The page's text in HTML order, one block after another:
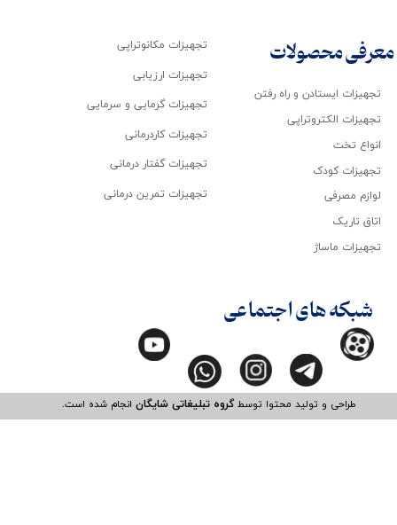
طراحی و تولید محتوا توسطگروه تبلیغاتی شایگانانجام شده است.​​​​​​​
تجهیزات ایستادن و راه رفتن
تجهیزات الکتروتراپی
انواع تخت
تجهیزات کودک
لوازم مصرفی
اتاق تاریک
تجهیزات ماساژ
تجهیزات مکانوتراپی
تجهیزات ارزیابی
تجهیزات گرمایی و سرمایی
تجهیزات کاردرمانی
تجهیزات گفتار درمانی
تجهیزات تمرین درمانی
معرفی محصولات
شبکه های اجتماعی